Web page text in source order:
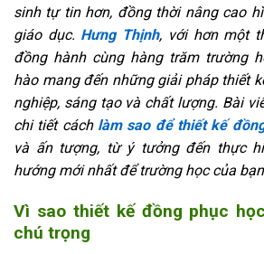
sinh tự tin hơn, đồng thời nâng cao
giáo dục. Hưng Thịnh, với hơn một
đồng hành cùng hàng trăm trường
hào mang đến những giải pháp thiết
nghiệp, sáng tạo và chất lượng. Bài
chi tiết cách làm sao để thiết kế
và ấn tượng, từ ý tưởng đến thực
hướng mới nhất để trường học của
Vì sao thiết kế đồng phục
chú trọng